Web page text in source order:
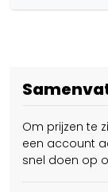
Om prijzen te
een account
snel doen op